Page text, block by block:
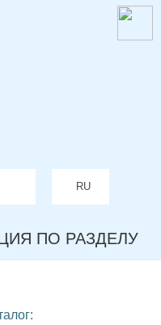
RU
ПО РАЗДЕЛУ